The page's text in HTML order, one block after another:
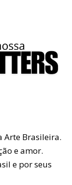
Arte Brasileira.
e amor.
e por seus